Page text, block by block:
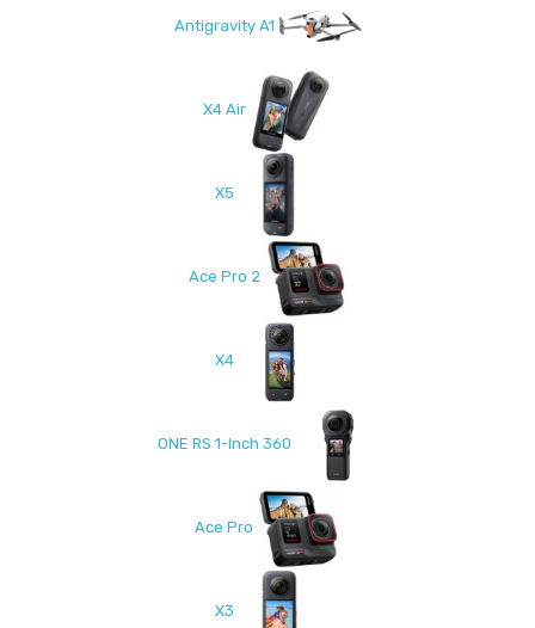
Antigravity A1
X4 Air
X5
Ace Pro 2
X4
ONE RS 1-Inch 360
Ace Pro
X3